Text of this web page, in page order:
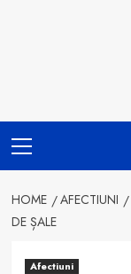
Menu
HOME AFECTIUNI
DE ȘALE
Afectiuni